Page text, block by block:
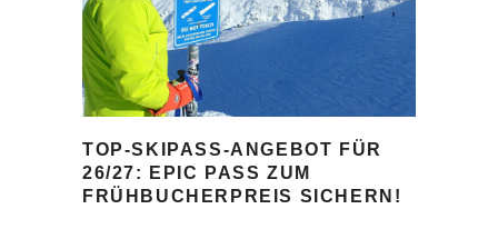
TOP-SKIPASS-ANGEBOT FÜR
26/27: EPIC PASS ZUM
FRÜHBUCHERPREIS SICHERN!